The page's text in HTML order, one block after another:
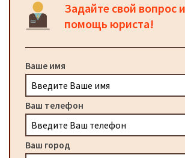
Задайте свой вопрос
помощь юриста!
Ваше имя
Ваш телефон
Ваш город